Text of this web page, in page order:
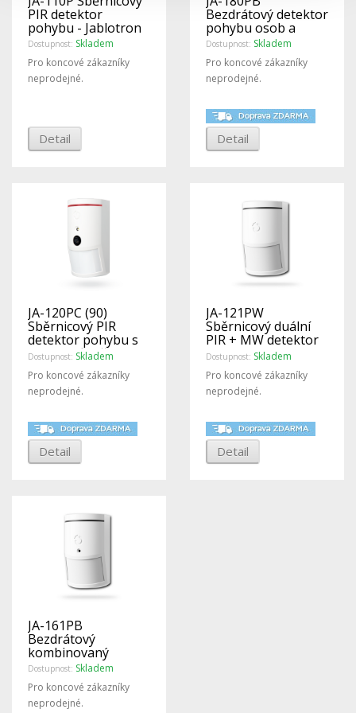
PIR detektor
pohybu - Jablotron
Dostupnost: Skladem
Pro koncové zákazníky
neprodejné.
Detail
Bezdrátový detektor
pohybu osob a
rozbití skla
Dostupnost: Skladem
Pro koncové zákazníky
neprodejné.
Detail
JA-120PC (90)
Sběrnicový PIR
detektor pohybu s
foto verifikační
kamerou 90° -
Jablotron
Dostupnost: Skladem
Pro koncové zákazníky
neprodejné.
Detail
JA-121PW
Sběrnicový duální
PIR + MW detektor
pohybu - Jablotron
Dostupnost: Skladem
Pro koncové zákazníky
neprodejné.
Detail
JA-161PB
Bezdrátový
kombinovaný
detektor pohybu a
tříštění skla
Dostupnost: Skladem
Pro koncové zákazníky
neprodejné.